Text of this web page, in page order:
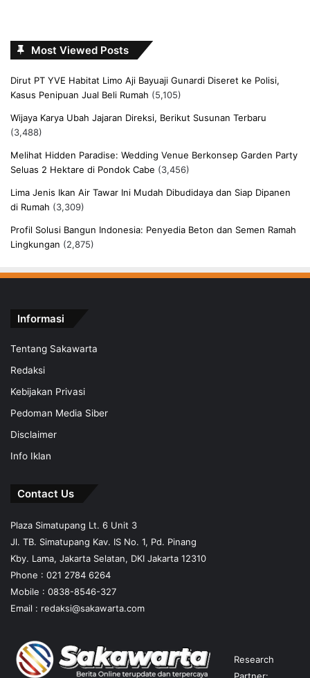
Most Viewed Posts
Dirut PT YVE Habitat Limo Aji Bayuaji Gunardi Diseret ke Polisi,
Kasus Penipuan Jual Beli Rumah (5,105)
Wijaya Karya Ubah Jajaran Direksi, Berikut Susunan Terbaru
(3,488)
Melihat Hidden Paradise: Wedding Venue Berkonsep Garden Party
Seluas 2 Hektare di Pondok Cabe (3,456)
Lima Jenis Ikan Air Tawar Ini Mudah Dibudidaya dan Siap Dipanen
di Rumah (3,309)
Profil Solusi Bangun Indonesia: Penyedia Beton dan Semen Ramah
Lingkungan (2,875)
Informasi
Tentang Sakawarta
Redaksi
Kebijakan Privasi
Pedoman Media Siber
Disclaimer
Info Iklan
Contact Us
Plaza Simatupang Lt. 6 Unit 3
Jl. TB. Simatupang Kav. IS No. 1, Pd. Pinang
Kby. Lama, Jakarta Selatan, DKI Jakarta 12310
Phone : 021 2784 6264
Mobile : 0838-8546-327
Email : redaksi@sakawarta.com
Research
Partner: